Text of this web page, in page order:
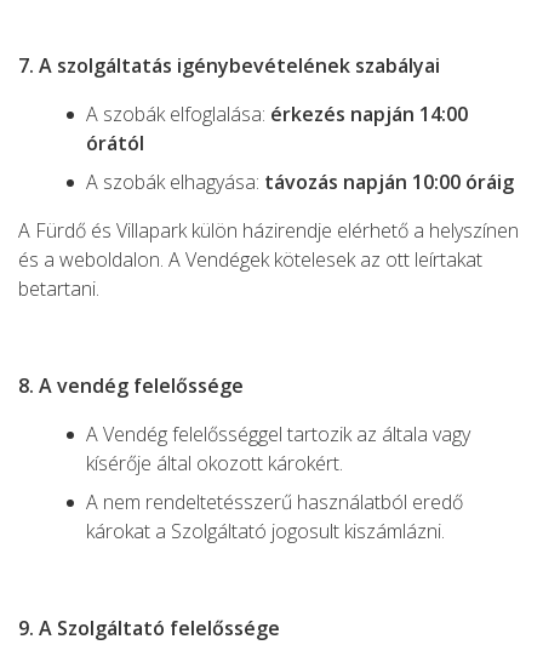
7. A szolgáltatás igénybevételének szabályai
A szobák elfoglalása: érkezés napján 14:00
órától
A szobák elhagyása: távozás napján 10:00 óráig
A Fürdő és Villapark külön házirendje elérhető a helyszínen
és a weboldalon. A Vendégek kötelesek az ott leírtakat
betartani.
8. A vendég felelőssége
A Vendég felelősséggel tartozik az általa vagy
kísérője által okozott károkért.
A nem rendeltetésszerű használatból eredő
károkat a Szolgáltató jogosult kiszámlázni.
9. A Szolgáltató felelőssége